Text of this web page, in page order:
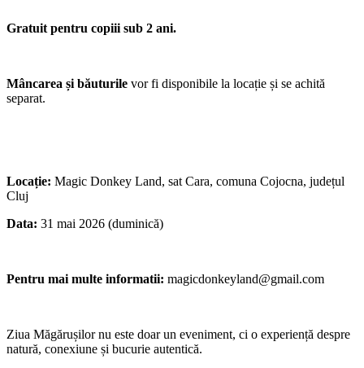
Gratuit pentru copiii sub 2 ani.
Mâncarea și băuturile vor fi disponibile la locație și se achită
separat.
Locație: Magic Donkey Land, sat Cara, comuna Cojocna, județul
Cluj
Data: 31 mai 2026 (duminică)
Pentru mai multe informatii: magicdonkeyland@gmail.com
Ziua Măgărușilor nu este doar un eveniment, ci o experiență despre
natură, conexiune și bucurie autentică.